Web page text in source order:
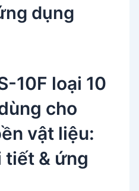
dụng
10F loại 10
cho
vật liệu:
tiết & ứng